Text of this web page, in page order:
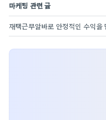
마케팅 관련 글
재택근무알바로 안정적인 수익을